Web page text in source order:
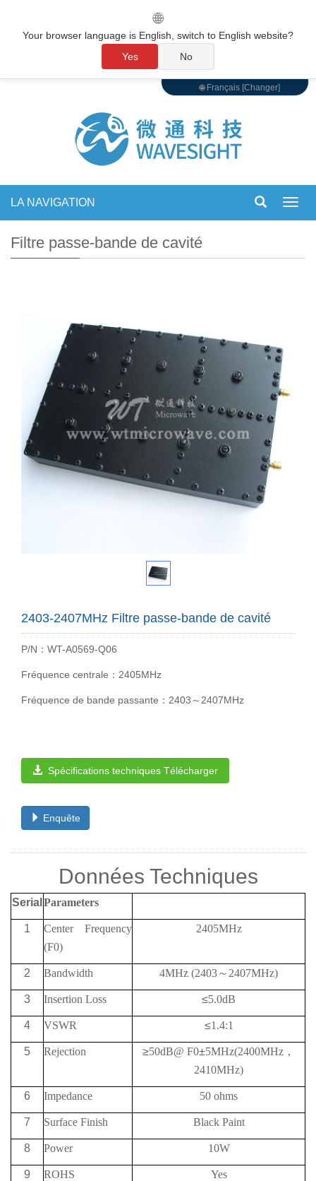
🌐 Français [Changer]
LA NAVIGATION
Filtre passe-bande de cavité
2403-2407MHz Filtre passe-bande de cavité
P/N：WT-A0569-Q06
Fréquence centrale：2405MHz
Fréquence de bande passante：2403～2407MHz
Spécifications techniques Télécharger
Enquête
Données Techniques
Serial Parameters
1
Center Frequency
(F0)
2405MHz
2 Bandwidth 4MHz (2403～ 2407MHz)
3 Insertion Loss ≤5.0dB
4 VSWR ≤1.4:1
5 Rejection ≥50dB@ F0±5MHz(2400MHz ，
2410MHz)
6 Impedance 50 ohms
7 Surface Finish Black Paint
8 Power 10W
9 ROHS Yes
🌐
Your browser language is English, switch to English website?
Yes
No